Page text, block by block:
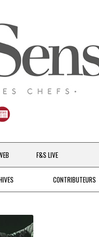
F&S LIVE
DEPUIS 2016
CONTRIBUTEURS